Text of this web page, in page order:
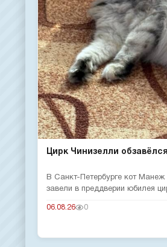
Цирк Чинизелли
В Санкт-Петербурге кот
завели в преддверии юбилея
06.08.26 0